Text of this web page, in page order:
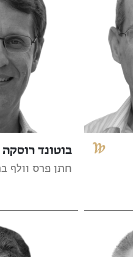
בוטונד רוסקה
חתן פרס וולף